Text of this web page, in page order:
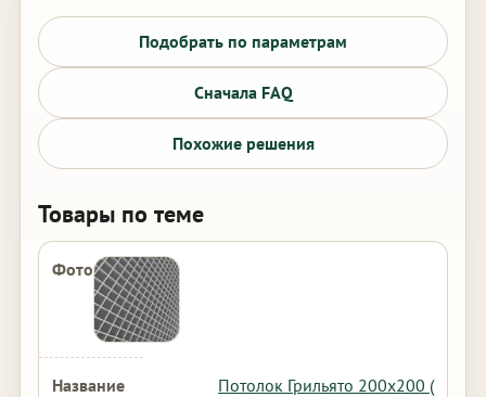
Подобрать по параметрам
Сначала FAQ
Похожие решения
Товары по теме
Потолок Грильято 200х200 (